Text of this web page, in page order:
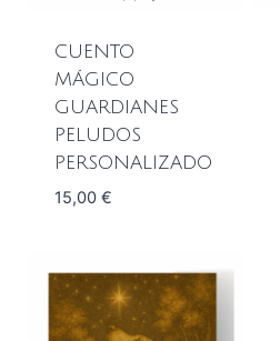
CUENTO
MÁGICO
GUARDIANES
PELUDOS
PERSONALIZADO
15,00 €